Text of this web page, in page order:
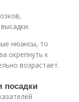
нюансы, то
окрепнуть к
возрастает.
посадки